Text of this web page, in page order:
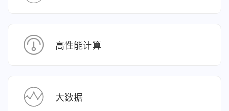
高性能计算
大数据